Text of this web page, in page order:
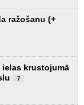
ražošanu (+
ielas krustojumā
7